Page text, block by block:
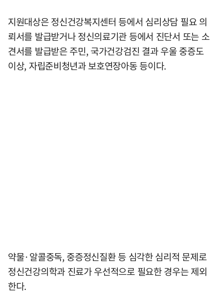
지원대상은 정신건강복지센터 등에서 심리상담 필요 의
뢰서를 발급받거나 정신의료기관 등에서 진단서 또는 소
견서를 발급받은 주민, 국가건강검진 결과 우울 중증도
이상, 자립준비청년과 보호연장아동 등이다.
약물·알콜중독, 중증정신질환 등 심각한 심리적 문제로
정신건강의학과 진료가 우선적으로 필요한 경우는 제외
한다.